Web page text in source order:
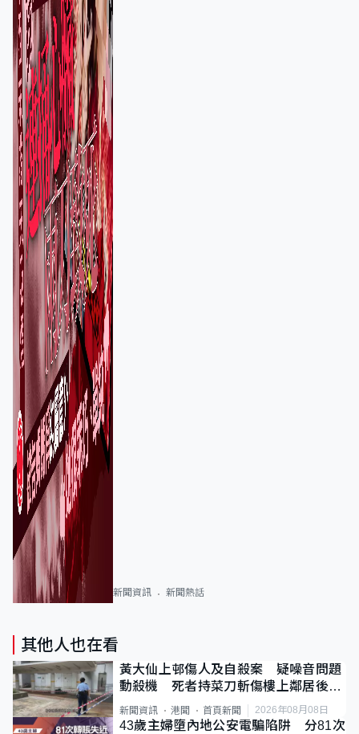
新聞資訊 新聞熱話
其他人也在看
黃大仙上邨傷人及自殺案 疑噪音問題
動殺機 死者持菜刀斬傷樓上鄰居後墮
斃
新聞資訊 港聞 首頁新聞 2026年08月08日
43歲主婦墮內地公安電騙陷阱 分81次